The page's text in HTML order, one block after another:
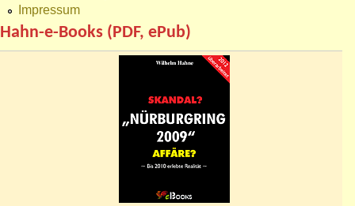
Impressum
Hahn-e-Books (PDF, ePub)